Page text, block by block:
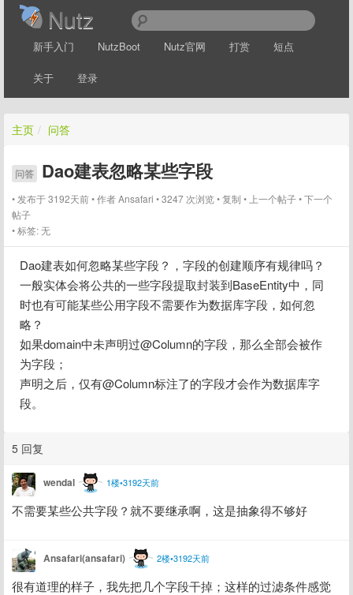
Nutz
新手入门 NutzBoot Nutz官网 打赏 短点
关于 登录
主页 / 问答
问答 Dao建表忽略某些字段
发布于 3192天前 作者Ansafari 3247 次浏览 复制 上一个帖子 下一个
帖子
标签:无
Dao建表如何忽略某些字段？，字段的创建顺序有规律吗？
一般实体会将公共的一些字段提取封装到BaseEntity中，同
时也有可能某些公用字段不需要作为数据库字段，如何忽
略？
如果domain中未声明过@Column的字段，那么全部会被作
为字段；
声明之后，仅有@Column标注了的字段才会作为数据库字
段。
5 回复
wendal 1楼•3192天前
不需要某些公共字段？就不要继承啊，这是抽象得不够好
Ansafari(ansafari) 2楼•3192天前
很有道理的样子，我先把几个字段干掉；这样的过滤条件感觉